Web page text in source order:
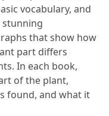
vocabulary, and
stunning
that show how
part differs
In each book,
of the plant,
found, and what it